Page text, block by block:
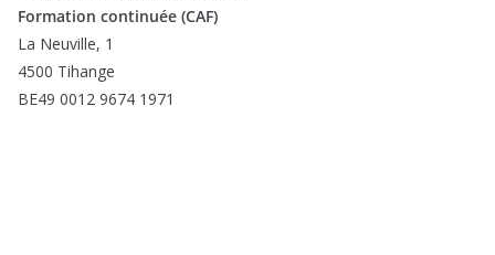
Formation continuée (CAF)
La Neuville, 1
4500 Tihange
BE49 0012 9674 1971